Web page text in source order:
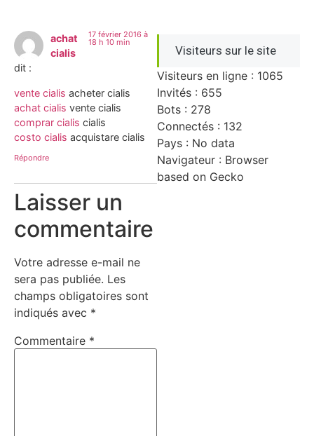
achat
cialis
dit :
17 février 2016 à
18 h 10 min
vente cialis acheter cialis
achat cialis vente cialis
comprar cialis cialis
costo cialis acquistare cialis
Répondre
Laisser un
commentaire
Votre adresse e-mail ne
sera pas publiée. Les
champs obligatoires sont
indiqués avec *
Commentaire *
Visiteurs sur le site
Visiteurs en ligne : 1065
Invités : 655
Bots : 278
Connectés : 132
Pays : No data
Navigateur : Browser
based on Gecko